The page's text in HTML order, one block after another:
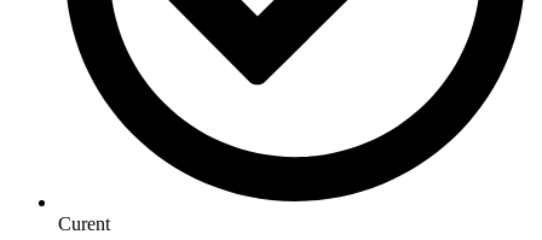
Curent